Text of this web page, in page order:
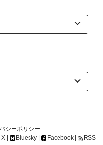
シーポリシー
X
Bluesky Facebook RSS